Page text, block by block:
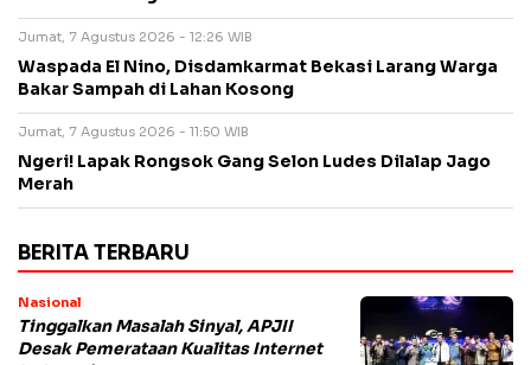
Jumat, 7 Agustus 2026 - 12:26 WIB
Waspada El Nino, Disdamkarmat Bekasi Larang Warga
Bakar Sampah di Lahan Kosong
Jumat, 7 Agustus 2026 - 11:50 WIB
Ngeri! Lapak Rongsok Gang Selon Ludes Dilalap Jago
Merah
BERITA TERBARU
Nasional
Tinggalkan Masalah Sinyal, APJII
Desak Pemerataan Kualitas Internet